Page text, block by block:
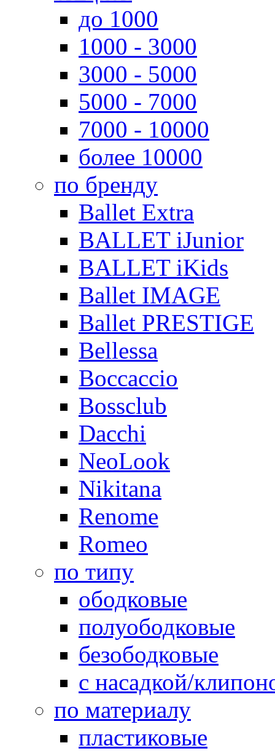
до 1000
1000 - 3000
3000 - 5000
5000 - 7000
7000 - 10000
более 10000
по бренду
Ballet Extra
BALLET iJunior
BALLET iKids
Ballet IMAGE
Ballet PRESTIGE
Bellessa
Boccaccio
Bossclub
Dacchi
NeoLook
Nikitana
Renome
Romeo
по типу
ободковые
полуободковые
безободковые
с насадкой/
по материалу
пластиковые